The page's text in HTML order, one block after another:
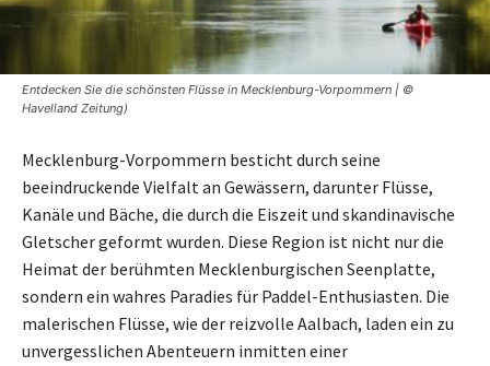
Entdecken Sie die schönsten Flüsse in Mecklenburg-Vorpommern | ©
Havelland Zeitung)
Mecklenburg-Vorpommern besticht durch seine
beeindruckende Vielfalt an Gewässern, darunter Flüsse,
Kanäle und Bäche, die durch die Eiszeit und skandinavische
Gletscher geformt wurden. Diese Region ist nicht nur die
Heimat der berühmten Mecklenburgischen Seenplatte,
sondern ein wahres Paradies für Paddel-Enthusiasten. Die
malerischen Flüsse, wie der reizvolle Aalbach, laden ein zu
unvergesslichen Abenteuern inmitten einer